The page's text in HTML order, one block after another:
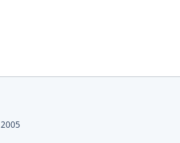
2005